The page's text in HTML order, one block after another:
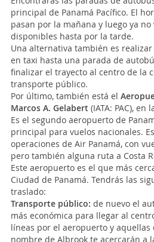
principal de Panamá Pacífico. El
pasan por la mañana y luego ya
disponibles hasta por la tarde.
Una alternativa también es
en taxi hasta una parada de
finalizar el trayecto al centro de la
transporte público.
Por último, también está el
Marcos A. Gelabert (IATA: PAC), en
Es el segundo aeropuerto de
principal para vuelos nacionales.
operaciones de Air Panamá, con
pero también alguna ruta a Costa
Este aeropuerto es el que más
Ciudad de Panamá. Tendrás las
traslado:
Transporte público: de nuevo el
más económica para llegar al
líneas por el aeropuerto y aquellas
nombre de Albrook te acercarán a